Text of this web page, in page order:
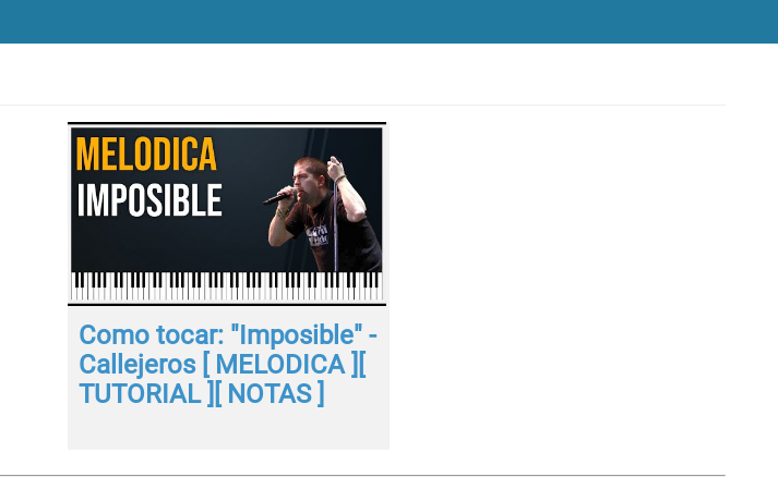
Como tocar: "Imposible" -
Callejeros [ MELODICA ][
TUTORIAL ][ NOTAS ]